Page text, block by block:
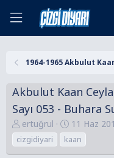
1964-1965 Akbulut
Akbulut Kaan
Sayı 053 - Buhara
K
o
n
ertuğrul
B
a
ş
11 Haz
cizgidiyari
kaan